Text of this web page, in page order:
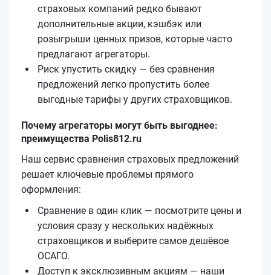
страховых компаний редко бывают
дополнительные акции, кэшбэк или
розыгрыши ценных призов, которые часто
предлагают агрегаторы.
Риск упустить скидку — без сравнения
предложений легко пропустить более
выгодные тарифы у других страховщиков.
Почему агрегаторы могут быть выгоднее:
преимущества Polis812.ru
Наш сервис сравнения страховых предложений
решает ключевые проблемы прямого
оформления:
Сравнение в один клик — посмотрите цены и
условия сразу у нескольких надёжных
страховщиков и выберите самое дешёвое
ОСАГО.
Доступ к эксклюзивным акциям — наши